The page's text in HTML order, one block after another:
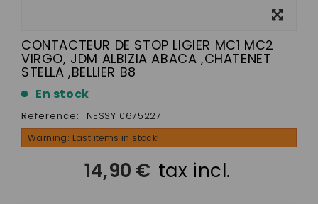
CONTACTEUR DE STOP LIGIER MC1 MC2
VIRGO, JDM ALBIZIA ABACA ,CHATENET
STELLA ,BELLIER B8
En stock
Reference: NESSY 0675227
Warning: Last items in stock!
14,90 € tax incl.